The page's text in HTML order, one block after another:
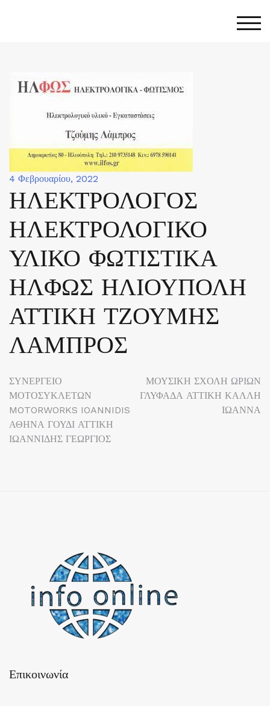
4 Φεβρουαρίου, 2022
ΗΛΕΚΤΡΟΛΟΓΟΣ
ΗΛΕΚΤΡΟΛΟΓΙΚΟ
ΥΛΙΚΟ ΦΩΤΙΣΤΙΚΑ
ΗΛΦΩΣ ΗΛΙΟΥΠΟΛΗ
ΑΤΤΙΚΗ ΤΖΟΥΜΗΣ
ΛΑΜΠΡΟΣ
Πλοήγηση
άρθρων
ΣΥΝΕΡΓΕΙΟ
ΜΟΤΟΣΥΚΛΕΤΩΝ
MOTORWORKS IOANNIDIS
ΑΘΗΝΑ ΓΟΥΔΙ ΑΤΤΙΚΗ
ΙΩΑΝΝΙΔΗΣ ΓΕΩΡΓΙΟΣ
ΜΟΥΣΙΚΗ ΣΧΟΛΗ ΩΡΙΩΝ
ΓΛΥΦΑΔΑ ΑΤΤΙΚΗ ΚΑΛΛΗ
ΙΩΑΝΝΑ
Επικοινωνία